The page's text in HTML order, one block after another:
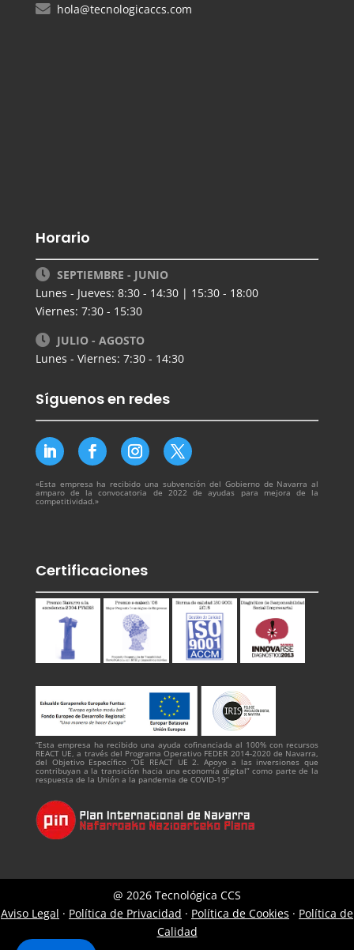
hola@tecnologicaccs.com
Horario
SEPTIEMBRE - JUNIO
Lunes - Jueves: 8:30 - 14:30 | 15:30 - 18:00
Viernes: 7:30 - 15:30
JULIO - AGOSTO
Lunes - Viernes: 7:30 - 14:30
Síguenos en redes
«Esta empresa ha recibido una subvención del Gobierno de Navarra al
amparo de la convocatoria de 2022 de ayudas para mejora de la
competitividad.»
Certificaciones
“Esta empresa ha recibido una ayuda cofinanciada al 100% con recursos
REACT UE, a través del Programa Operativo FEDER 2014-2020 de Navarra,
del Objetivo Específico “OE REACT UE 2. Apoyo a las inversiones que
contribuyan a la transición hacia una economía digital” como parte de la
respuesta de la Unión a la pandemia de COVID-19”
@ 2026 Tecnológica CCS
Aviso Legal · Política de Privacidad · Política de Cookies · Política de
Calidad